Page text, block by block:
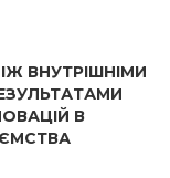
ВНУТРІШНІМИ
В